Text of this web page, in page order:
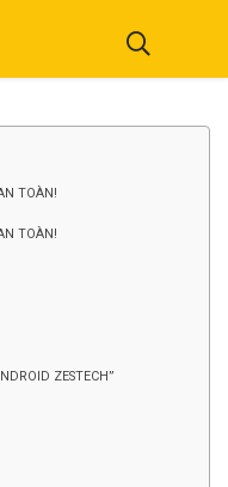
TOÀN!
TOÀN!
ZESTECH”